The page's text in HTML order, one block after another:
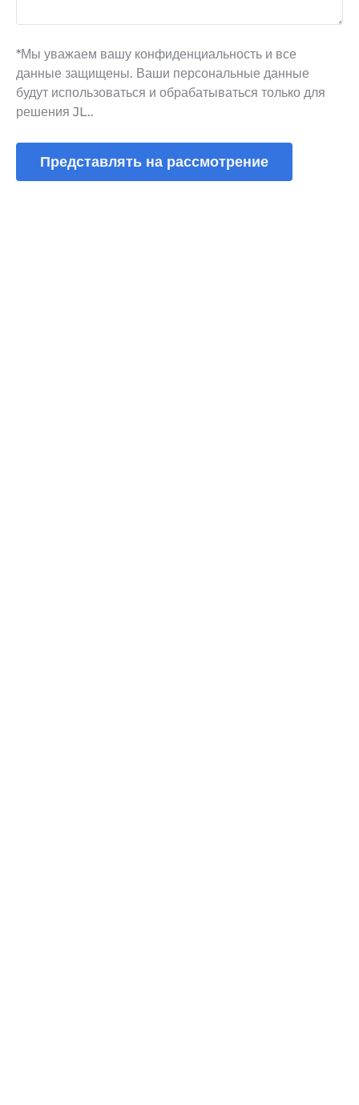
*Мы уважаем вашу конфиденциальность и все
данные защищены. Ваши персональные данные
будут использоваться и обрабатываться только для
решения JL..
Представлять на рассмотрение